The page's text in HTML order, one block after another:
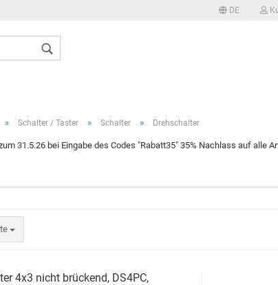
DE
» Schalter / Taster » Schalter » Drehschalter
31.5.26 bei Eingabe des Codes "Rabatt35" 35% Nachlass auf alle
4x3 nicht brückend, DS4PC,